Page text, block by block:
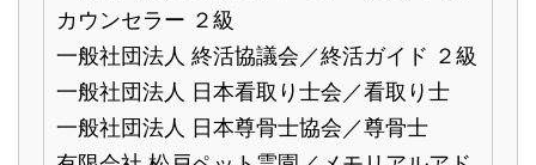
カウンセラー ２級
一般社団法人 終活協議会／終活ガイド ２級
一般社団法人 日本看取り士会／看取り士
一般社団法人 日本尊骨士協会／尊骨士